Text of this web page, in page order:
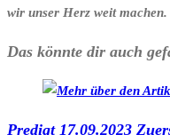
wir unser Herz weit
Das könnte dir auch
Predigt 17.09.2023